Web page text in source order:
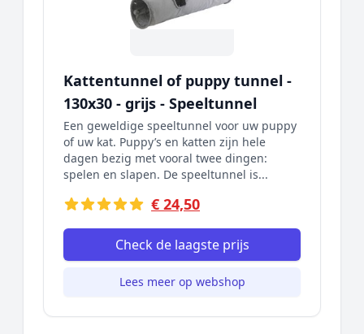
Kattentunnel of puppy tunnel -
130x30 - grijs - Speeltunnel
Een geweldige speeltunnel voor uw puppy
of uw kat. Puppy’s en katten zijn hele
dagen bezig met vooral twee dingen:
spelen en slapen. De speeltunnel is...
€ 24,50
Check de laagste prijs
Lees meer op webshop